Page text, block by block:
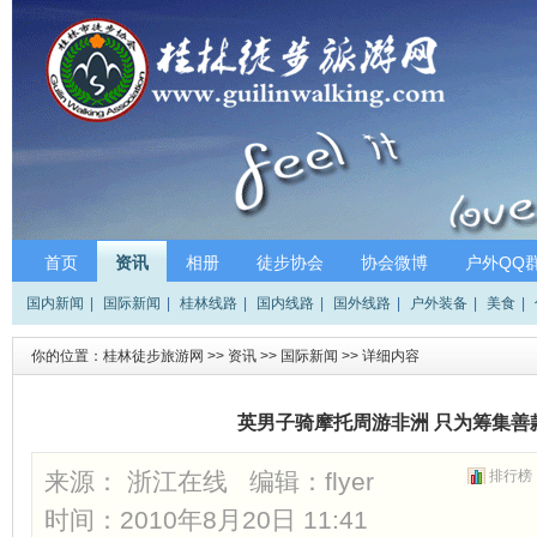
首页 资讯 相册 徒步协会 协会微博 户外QQ
国内新闻 国际新闻 桂林线路 国内线路 国外线路 户外装备 美食
你的位置： 桂林徒步旅游网 >> 资讯 >> 国际新闻 >> 详细内容
英男子骑摩托周游非洲 只为筹集善
排行榜
来源： 浙江在线 编辑： flyer
时间：2010年8月20日 11:41